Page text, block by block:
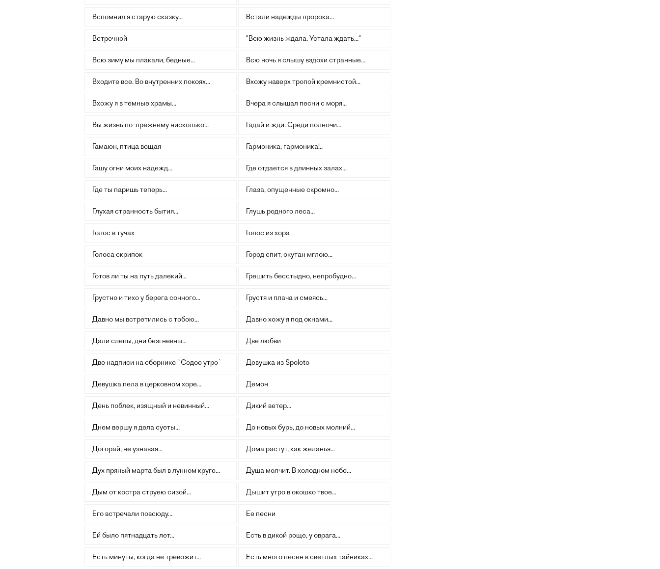
Вспомнил я старую сказку... Встали надежды пророка...
Встречной "Всю жизнь ждала. Устала ждать..."
Всю зиму мы плакали, бедные... Всю ночь я слышу вздохи странные...
Входите все. Во внутренних покоях... Вхожу наверх тропой кремнистой...
Вхожу я в темные храмы... Вчера я слышал песни с моря...
Вы жизнь по-прежнему нисколько... Гадай и жди. Среди полночи...
Гамаюн, птица вещая Гармоника, гармоника!..
Гашу огни моих надежд... Где отдается в длинных залах...
Где ты паришь теперь... Глаза, опущенные скромно...
Глухая странность бытия... Глушь родного леса...
Голос в тучах Голос из хора
Голоса скрипок Город спит, окутан мглою...
Готов ли ты на путь далекий... Грешить бесстыдно, непробудно...
Грустно и тихо у берега сонного... Грустя и плача и смеясь...
Давно мы встретились с тобою... Давно хожу я под окнами...
Дали слепы, дни безгневны... Две любви
Две надписи на сборнике `Седое утро` Девушка из Spoleto
Девушка пела в церковном хоре... Демон
День поблек, изящный и невинный... Дикий ветер...
Днем вершу я дела суеты... До новых бурь, до новых молний...
Догорай, не узнавая... Дома растут, как желанья...
Дух пряный марта был в лунном круге... Душа молчит. В холодном небе...
Дым от костра струею сизой... Дышит утро в окошко твое...
Его встречали повсюду... Ее песни
Ей было пятнадцать лет... Есть в дикой роще, у оврага...
Есть минуты, когда не тревожит... Есть много песен в светлых тайниках...